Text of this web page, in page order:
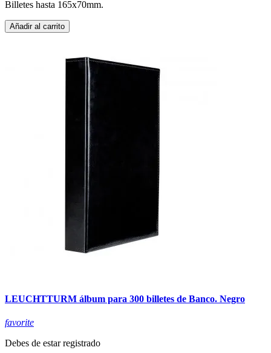
Billetes hasta 165x70mm.
Añadir al carrito
LEUCHTTURM álbum para 300 billetes de Banco. Negro
favorite
Debes de estar registrado